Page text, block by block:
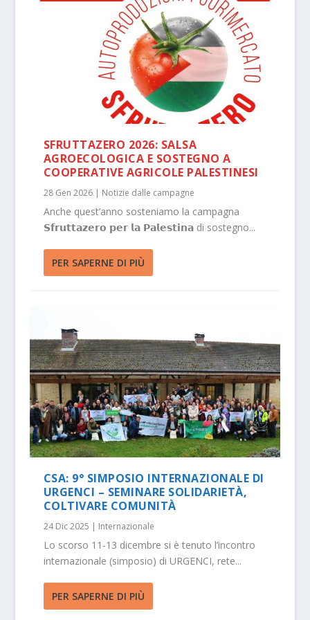
SFRUTTAZERO 2026: SALSA
AGROECOLOGICA E SOSTEGNO A
COOPERATIVE AGRICOLE PALESTINESI
28 Gen 2026| Notizie dalle campagne
Anche quest’anno sosteniamo la campagna
𝗦𝗳𝗿𝘂𝘁𝘁𝗮𝘇𝗲𝗿𝗼 𝗽𝗲𝗿 𝗹𝗮 𝗣𝗮𝗹𝗲𝘀𝘁𝗶𝗻𝗮 di sostegno...
PER SAPERNE DI PIÙ
CSA: 9° SIMPOSIO INTERNAZIONALE DI
URGENCI – SEMINARE SOLIDARIETÀ,
COLTIVARE COMUNITÀ
24 Dic 2025 | Internazionale
Lo scorso 11-13 dicembre si è tenuto l’incontro
internazionale (simposio) di URGENCI, rete...
PER SAPERNE DI PIÙ